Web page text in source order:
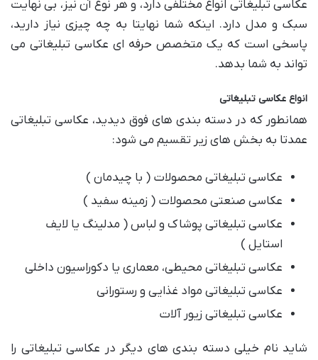
عکاسی تبلیغاتی انواع مختلفی دارد، و هر نوع آن نیز، بی نهایت
سبک و مدل دارد. اینکه شما نهایتا به چه چیزی نیاز دارید،
پاسخی است که یک متخصص حرفه ای عکاسی تبلیغاتی می
تواند به شما بدهد.
انواع عکاسی تبلیغاتی
همانطور که در دسته بندی های فوق دیدید، عکاسی تبلیغاتی
عمدتا به بخش های زیر تقسیم می شود:
عکاسی تبلیغاتی محصولات ( با چیدمان )
عکاسی صنعتی محصولات ( زمینه سفید )
عکاسی تبلیغاتی پوشاک و لباس ( مدلینگ یا لایف
استایل )
عکاسی تبلیغاتی محیطی، معماری یا دکوراسیون داخلی
عکاسی تبلیغاتی مواد غذایی و رستورانی
عکاسی تبلیغاتی زیور آلات
شاید نام خیلی دسته بندی های دیگر در عکاسی تبلیغاتی را